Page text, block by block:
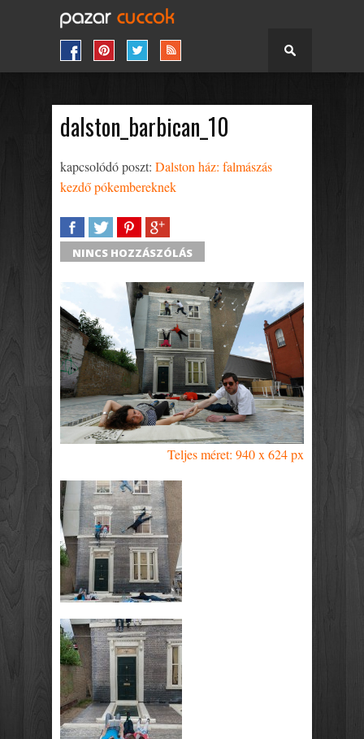
dalston_barbican_10
kapcsolódó poszt: Dalston ház: falmászás
kezdő pókembereknek
SHARETWEETSHARESHARE
NINCS HOZZÁSZÓLÁS
Teljes méret: 940 x 624 px